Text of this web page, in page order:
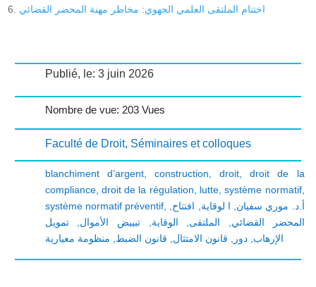
اختتام الملتقى العلمي الجهوي: مخاطر مهنة المحضر القضائي
Publié, le: 3 juin 2026
Nombre de vue: 203 Vues
Faculté de Droit, Séminaires et colloques
blanchiment d’argent, construction ,droit ,droit de la
compliance, droit de la régulation lutte,système normatif,
système normatif préventif
أ.د. موري سفيان ا لوقاية افتتاح
المحضر القضائي
الملتقى الوقاية ,تبييض الأموال ,تمويل
الإرهاب ,دور قانون الامتثال قانون الضبط منظومة معيارية